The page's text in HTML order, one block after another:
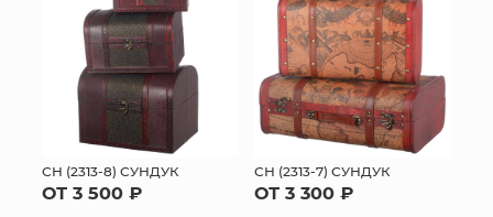
ГРУНТЫ И УДОБРЕНИЯ
ПРЕДМЕТЫ ИНТЕРЬЕРА
ВАЗЫ
МЯГКИЕ ИГРУШКИ
СН (2313-8) СУНДУК
ОТ 3 500 ₽
СН (2313-7) СУНДУК
ОТ 3 300 ₽